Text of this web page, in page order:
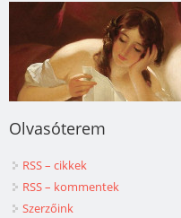
Olvasóterem
RSS – cikkek
RSS – kommentek
Szerzőink